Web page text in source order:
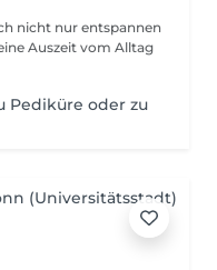
nicht nur entspannen
Auszeit vom Alltag
Pediküre oder zu